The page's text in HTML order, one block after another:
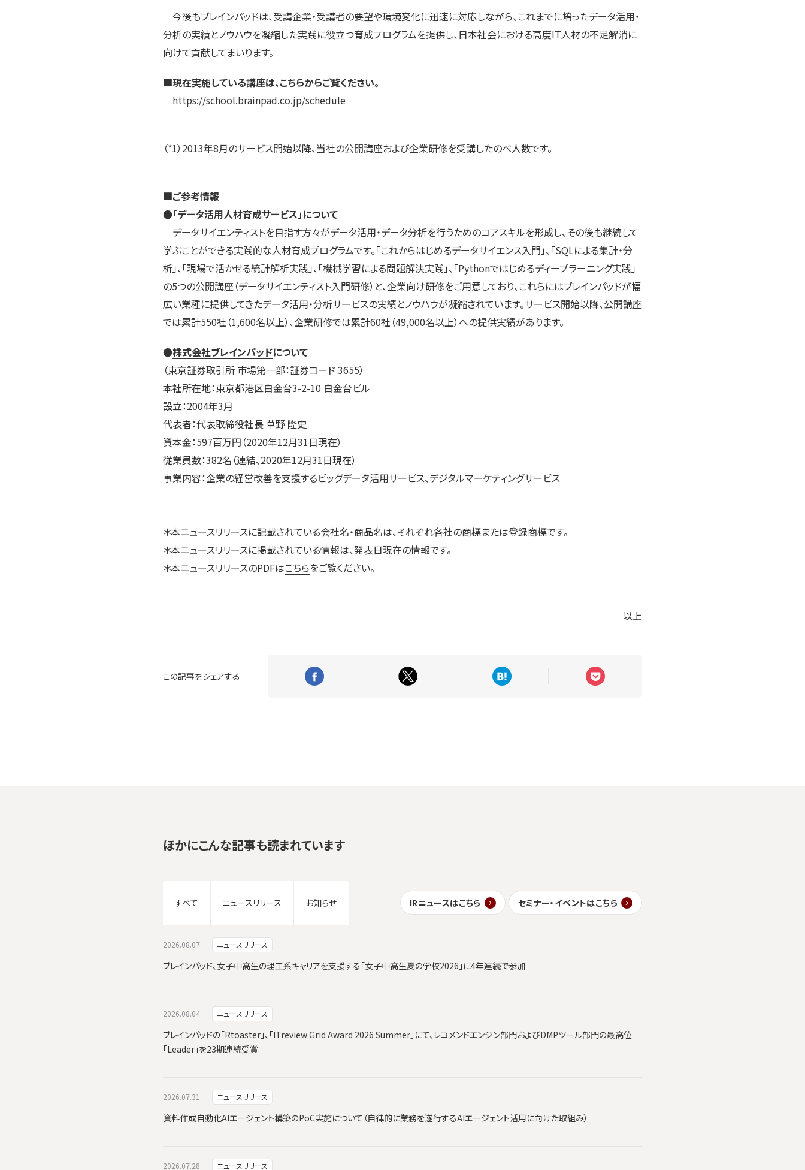
今後もブレインパッドは、受講企業・受講者の要望や環境変化に迅速に対応しながら、これまでに培ったデータ活用・
分析の実績とノウハウを凝縮した実践に役立つ育成プログラムを提供し、日本社会における高度IT人材の不足解消に
向けて貢献してまいります。
■現在実施している講座は、こちらからご覧ください。
https://school.brainpad.co.jp/schedule
（*1）2013年8月のサービス開始以降、当社の公開講座および企業研修を受講したのべ人数です。
■ご参考情報
●「データ活用人材育成サービス」について
データサイエンティストを目指す方々がデータ活用・データ分析を行うためのコアスキルを形成し、その後も継続して
学ぶことができる実践的な人材育成プログラムです。「これからはじめるデータサイエンス入門」、「SQLによる集計・分
析」、「現場で活かせる統計解析実践」、「機械学習による問題解決実践」、「Pythonではじめるディープラーニング実践」
の5つの公開講座（データサイエンティスト入門研修）と、企業向け研修をご用意しており、これらにはブレインパッドが幅
広い業種に提供してきたデータ活用・分析サービスの実績とノウハウが凝縮されています。サービス開始以降、公開講座
では累計550社（1,600名以上）、企業研修では累計60社（49,000名以上）への提供実績があります。
●株式会社ブレインパッドについて
（東京証券取引所 市場第一部：証券コード 3655）
本社所在地：東京都港区白金台3-2-10 白金台ビル
設立：2004年3月
代表者：代表取締役社長 草野 隆史
資本金：597百万円（2020年12月31日現在）
従業員数：382名（連結、2020年12月31日現在）
事業内容：企業の経営改善を支援するビッグデータ活用サービス、デジタルマーケティングサービス
＊本ニュースリリースに記載されている会社名・商品名は、それぞれ各社の商標または登録商標です。
＊本ニュースリリースに掲載されている情報は、発表日現在の情報です。
＊本ニュースリリースのPDFはこちらをご覧ください。
以上
この記事をシェアする
ほかにこんな記事も読まれています
すべて ニュースリリース お知らせ IRニュースはこちら セミナー・イベントはこちら
2026.08.07 ニュースリリース
ブレインパッド、女子中高生の理工系キャリアを支援する「女子中高生夏の学校2026」に4年連続で参加
2026.08.04 ニュースリリース
ブレインパッドの「Rtoaster」、「ITreview Grid Award 2026 Summer」にて、レコメンドエンジン部門およびDMPツール部門の最高位
「Leader」を23期連続受賞
2026.07.31 ニュースリリース
資料作成自動化AIエージェント構築のPoC実施について（自律的に業務を遂行するAIエージェント活用に向けた取組み）
2026.07.28 ニュースリリース